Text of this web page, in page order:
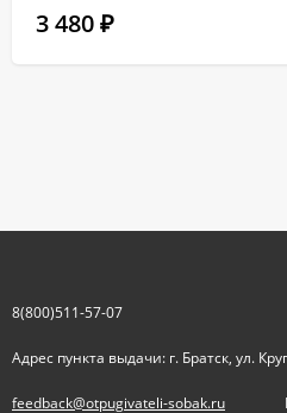
3 480 ₽
8(800)511-57-07
Адрес пункта выдачи: г. Братск, ул.
feedback@otpugivateli-sobak.ru